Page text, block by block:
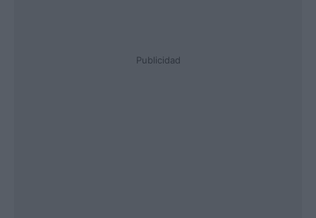
Publicidad